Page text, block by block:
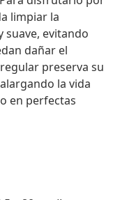
limpiar la
suave, evitando
dañar el
preserva su
la vida
en perfectas